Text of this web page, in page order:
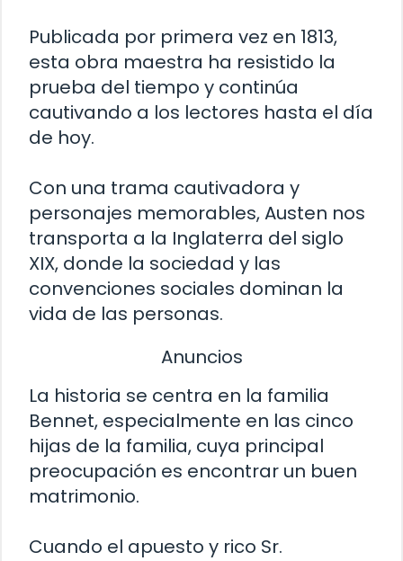
Publicada por primera vez en 1813,
esta obra maestra ha resistido la
prueba del tiempo y continúa
cautivando a los lectores hasta el día
de hoy.
Con una trama cautivadora y
personajes memorables, Austen nos
transporta a la Inglaterra del siglo
XIX, donde la sociedad y las
convenciones sociales dominan la
vida de las personas.
Anuncios
La historia se centra en la familia
Bennet, especialmente en las cinco
hijas de la familia, cuya principal
preocupación es encontrar un buen
matrimonio.
Cuando el apuesto y rico Sr.